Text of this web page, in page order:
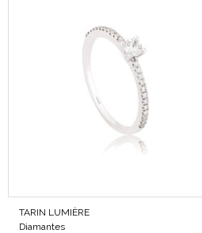
TARIN LUMIÈRE
Diamantes